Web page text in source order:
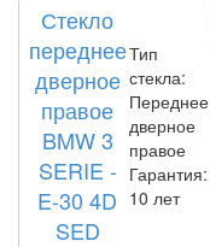
Стекло
переднее
дверное
правое
BMW 3
SERIE -
E-30 4D
SED
Тип
стекла:
Переднее
дверное
правое
Гарантия:
10 лет